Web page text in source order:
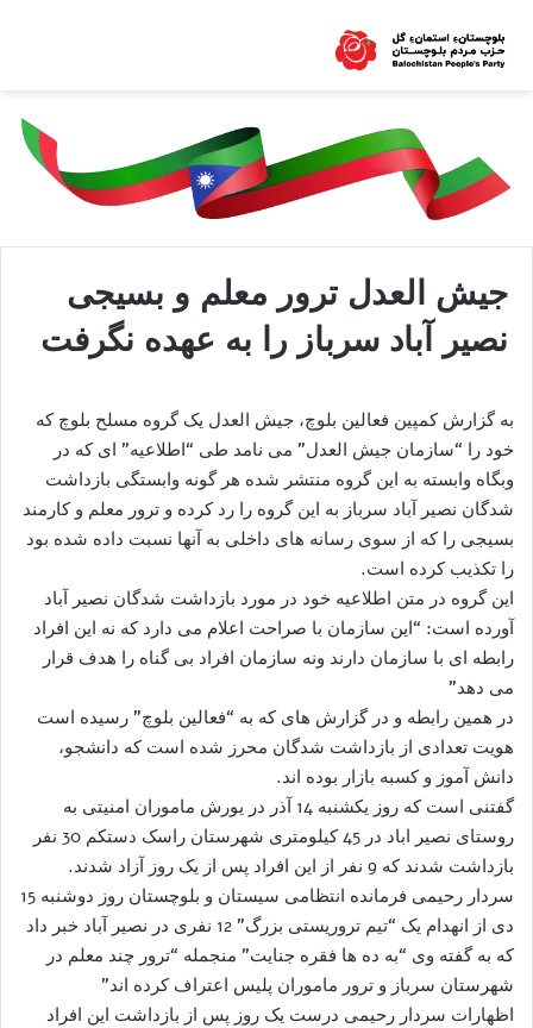
جیش العدل ترور معلم و بسیجی
نصیر آباد سرباز را به عهده نگرفت
به گزارش کمپین فعالین بلوچ، جیش العدل یک گروه مسلح بلوچ که
خود را “سازمان جیش العدل” می نامد طی “اطلاعیه” ای که در
وبگاه وابسته به این گروه منتشر شده هر گونه وابستگی بازداشت
شدگان نصیر آباد سرباز به این گروه را رد کرده و ترور معلم و کارمند
بسیجی را که از سوی رسانه های داخلی به آنها نسبت داده شده بود
را تکذیب کرده است.
این گروه در متن اطلاعیه خود در مورد بازداشت شدگان نصیر آباد
آورده است: “این سازمان با صراحت اعلام می دارد که نه این افراد
رابطه ای با سازمان دارند ونه سازمان افراد بی گناه را هدف قرار
می دهد”
در همین رابطه و در گزارش های که به “فعالین بلوچ” رسیده است
هویت تعدادی از بازداشت شدگان محرز شده است که دانشجو،
دانش آموز و کسبه بازار بوده اند.
گفتنی است که روز یکشنبه 14 آذر در یورش ماموران امنیتی به
روستای نصیر اباد در 45 کیلومتری شهرستان راسک دستکم 30 نفر
بازداشت شدند که 9 نفر از این افراد پس از یک روز آزاد شدند.
سردار رحیمی فرمانده انتظامی سیستان و بلوچستان روز دوشنبه 15
دی از انهدام یک “تیم تروریستی بزرگ” 12 نفری در نصیر آباد خبر داد
که به گفته وی “به ده ها فقره جنایت” منجمله “ترور چند معلم در
شهرستان سرباز و ترور ماموران پلیس اعتراف کرده اند”
اظهارات سردار رحیمی درست یک روز پس از بازداشت این افراد